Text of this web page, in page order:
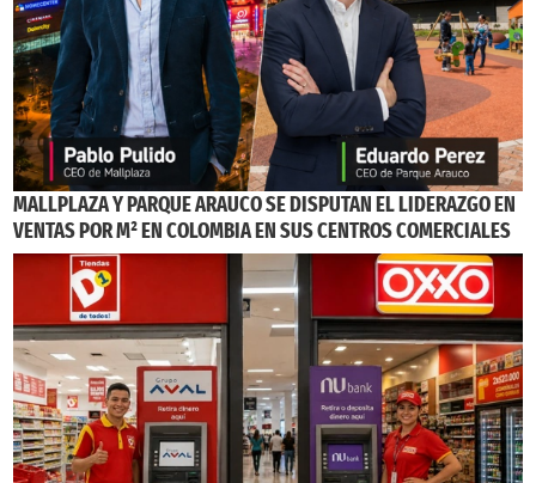
MALLPLAZA Y PARQUE ARAUCO SE DISPUTAN EL LIDERAZGO EN
VENTAS POR M² EN COLOMBIA EN SUS CENTROS COMERCIALES